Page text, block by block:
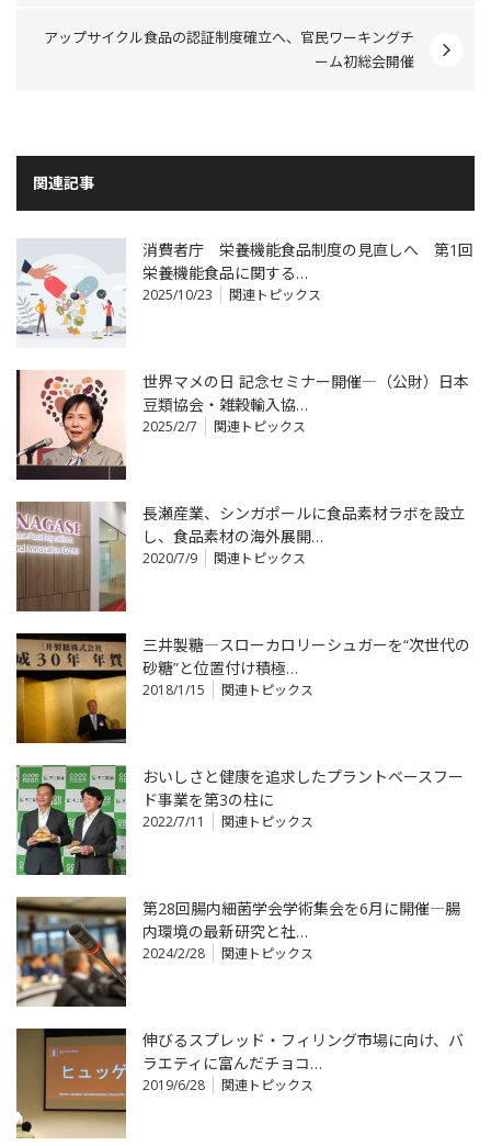
アップサイクル食品の認証制度確立へ、官民ワーキングチ
ーム初総会開催
関連記事
消費者庁 栄養機能食品制度の見直しへ 第1回
栄養機能食品に関する…
2025/10/23 関連トピックス
世界マメの日 記念セミナー開催―（公財）日本
豆類協会・雑穀輸入協…
2025/2/7 関連トピックス
長瀬産業、シンガポールに食品素材ラボを設立
し、食品素材の海外展開…
2020/7/9 関連トピックス
三井製糖―スローカロリーシュガーを“次世代の
砂糖”と位置付け積極…
2018/1/15 関連トピックス
おいしさと健康を追求したプラントベースフー
ド事業を第3の柱に
2022/7/11 関連トピックス
第28回腸内細菌学会学術集会を6月に開催―腸
内環境の最新研究と社…
2024/2/28 関連トピックス
伸びるスプレッド・フィリング市場に向け、バ
ラエティに富んだチョコ…
2019/6/28 関連トピックス